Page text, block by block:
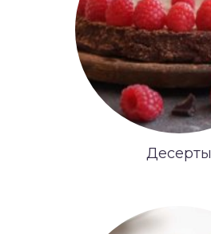
Десерты